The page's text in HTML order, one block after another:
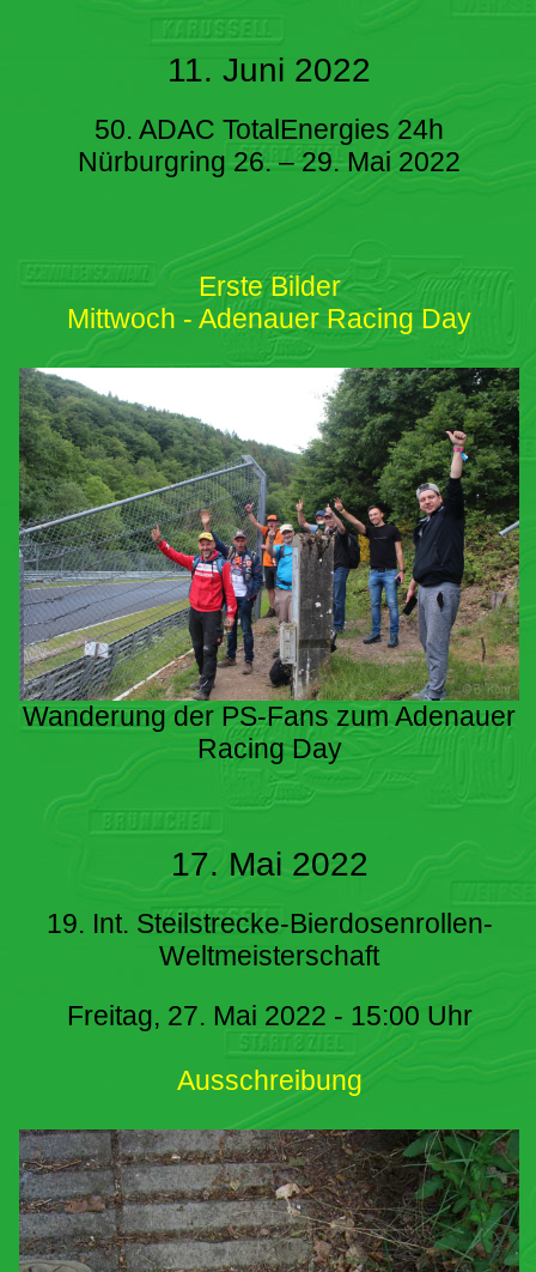
11. Juni 2022
50. ADAC TotalEnergies 24h
Nürburgring 26. – 29. Mai 2022
Erste Bilder
Mittwoch - Adenauer Racing Day
Wanderung der PS-Fans zum Adenauer
Racing Day
17. Mai 2022
19. Int. Steilstrecke-Bierdosenrollen-
Weltmeisterschaft
Freitag, 27. Mai 2022 - 15:00 Uhr
Ausschreibung